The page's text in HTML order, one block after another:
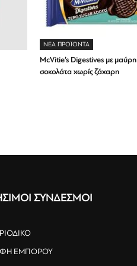
ΝΕΑ ΠΡΟΪΟΝΤΑ
McVitie’s Digestives με μαύρη
σοκολάτα χωρίς ζάχαρη
ΣΥΝΔΕΣΜΟΙ
ΕΜΠΟΡΟΥ